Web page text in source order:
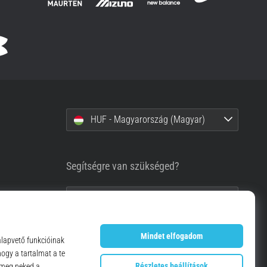
HUF - Magyarország (Magyar)
Segítségre van szükséged?
info@top4running.hu